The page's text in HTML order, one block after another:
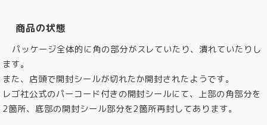
商品の状態
パッケージ全体的に角の部分がスレていたり、潰れていたりし
ます。
また、店頭で開封シールが切れたか開封されたようです。
レゴ社公式のパーコード付きの開封シールにて、上部の角部分を
2箇所、底部の開封シール部分を2箇所再封してあります。